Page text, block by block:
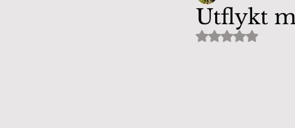
Utflykt
Betygsatt till